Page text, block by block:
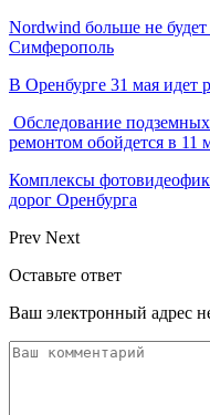
Nordwind больше не
Симферополь
В Оренбурге 31 мая идет
Обследование
ремонтом обойдется в
Комплексы
дорог Оренбурга
Prev Next
Оставьте ответ
Ваш электронный адрес